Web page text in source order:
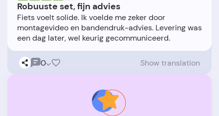
Robuuste set, fijn advies
Fiets voelt solide. Ik voelde me zeker door
montagevideo en bandendruk-advies. Levering was
0 Show translation